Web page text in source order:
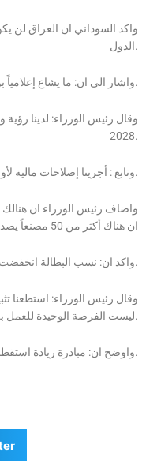
واكد السوداني ان العراق لن
الدول.
واشار الى ان: ما يشاع إعلامياً بوجود ضغوط خارجية هو أمر لن يحدث.
وقال رئيس الوزراء: لدينا
2028.
وتابع : أجرينا إصلاحات مالية لأول مرة تحدث بالعراق.
واضاف رئيس الوزراء ان هنالك
ان هناك أكثر من 50 مصنعاً يصدر منتجاته لخارج العراق
واكد ان: نسب البطالة انخفضت من 17 إلى 13 بالمئة.
وقال رئيس الوزراء: استطعنا
ليست الفرصة الوحيدة للعمل بل القطاع الخاص أيضاً.
واوضح ان: مبادرة ريادة استقطبت 550 ألف شاب وشابة.